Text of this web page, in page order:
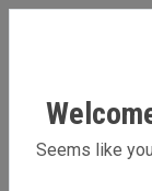
En backdrop-vägg
Seems like